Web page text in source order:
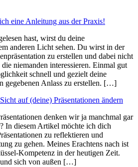
eine Anleitung aus der Praxis!
hast, wirst du deine
anderen Licht sehen. Du wirst in der
zu erstellen und dabei nicht
niemanden interessieren. Einmal gut
schnell und gezielt deine
gegebenen Anlass zu erstellen. […]
auf (deine) Präsentationen ändern
denken wir ja manchmal gar
In diesem Artikel möchte ich dich
zu reflektieren und
zu gehen. Meines Erachtens nach ist
Kompetenz in der heutigen Zeit.
sich von außen […]